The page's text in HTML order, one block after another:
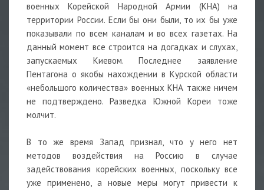
военных Корейской Народной Армии (КНА) на
территории России. Если бы они были, то их бы уже
показывали по всем каналам и во всех газетах. На
данный момент все строится на догадках и слухах,
запускаемых Киевом. Последнее заявление
Пентагона о якобы нахождении в Курской области
«небольшого количества» военных КНА также ничем
не подтверждено. Разведка Южной Кореи тоже
молчит.
В то же время Запад признал, что у него нет
методов воздействия на Россию в случае
задействования корейских военных, поскольку все
уже применено, а новые меры могут привести к